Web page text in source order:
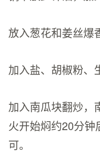
放入葱花和姜丝爆
加入盐、胡椒粉、
加入南瓜块翻炒，
火开始焖约20分
可。